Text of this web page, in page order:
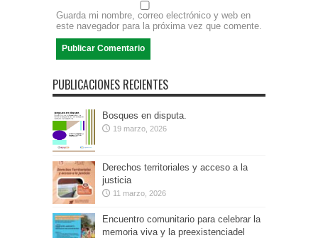
Guarda mi nombre, correo electrónico y web en
este navegador para la próxima vez que comente.
PUBLICACIONES RECIENTES
Bosques en disputa.
19 marzo, 2026
Derechos territoriales y acceso a la
justicia
11 marzo, 2026
Encuentro comunitario para celebrar la
memoria viva y la preexistenciadel